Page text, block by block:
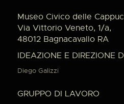
Museo Civico delle
Via Vittorio Veneto, 1/a,
48012 Bagnacavallo RA
IDEAZIONE E DIREZIONE
Diego Galizzi
GRUPPO DI LAVORO